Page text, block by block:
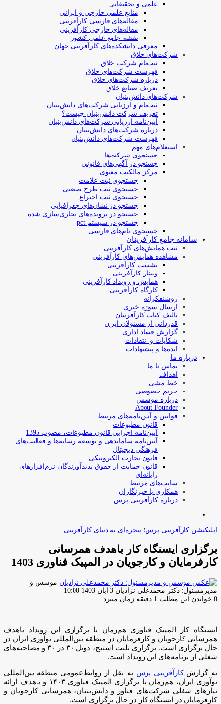
علمی و تحقیقاتی
منابع علمی خارجی و ایرانی
مقاله‌های فارسی کارآفرینی
مقاله‌های خارجی کارآفرینی
نقشه جامع علمی کشور
معرفی دانشکده‌های کارآفرینی جهان
شرکت‌های خلاق
ثبت‌نام شرکت خلاق
فهرست شرکت‌های خلاق
درباره شرکت‌های خلاق
تعریف صنایع خلاق
شرکت‌های دانش‌بنیان
ثبت‌نام و ارزیابی شرکت‌های دانش‌بنیان
تعریف شرکت دانش‌بنیان چیست؟
آیین‌نامه ارزیابی شرکت‌های دانش‌بنیان
درباره شرکت‌های دانش‌بنیان
فهرست شرکت‌های دانش‌بنیان
استعلام‌های مهم
جستجوی شرکت‌ها
جستجو در آگهی‌های قانونی
مرکز مالکیت معنوی
جستجوی ثبت علامت
جستجوی ثبت طرح صنعتی
جستجوی ثبت اختراع
جستجو در نشان‌های جغرافیایی
جستجو در پرونده‌های تجاری‌سازی شده
جستجو در سیستم pct
جستجوی نام‌های فارسی
سامانه جامع کارآفرینان
ثبت همایش‌های کارآفرینی
مشاهده همایش‌های کارآفرینی
نشست کارآفرینی
وبینار کارآفرینی
همایش و رویداد کارآفرینی
کارگاه کارآفرینی
روشنفکرانه
ارسال سوژه‌ خبری
تالیف کتاب کارآفرینان
قدردانی از مسئولان ایران
گزارش فساد اداری
شکایات و انتقادات
ایده‌ها و پیشنهادات
درباره ما
تماس با ما
اهداف
خط مشی
حریم خصوصی
درباره موسس
About Founder
قوانین و آیین‌نامه‌های مرتبط
‌قانون مطبوعات
آیین‌نامه اجرایی قانون مطبوعات، مصوب 1395
آیین‌نامه سامان­دهی و توسعه رسانه­‌ها و فعالیت‌­های
فرهنگی دیجیتال
قانون تجارت الکترونیکی
قانون حمایت از حقوق پدیدآورندگان نرم‌افزارهای
رایانه‌ای
سایت‌های مرتبط
همکاری با خبرنگاران
درباره کارآفرینی پرس
اپلیکیشن کارآفرینی پرس؛ پنجره‌ای به دنیای کارآفرینی
برگزاری ایستگاه کار باهدف همرسانی
کارفرمایان و کارجویان در المپیک فناوری 1403
موسس و
مدیرمسئول: دکتر محمدعلی نژادیان ارسال
ایمیل
3 آبان 1403 10:00
0 خواندن این مطلب 1 دقیقه زمان میبرد
ایستگاه کار المپیک فناوری هم‌زمان با برگزاری این رویداد باهدف
همرسانی کارجویان و کارفرمایان در منطقه بین‌المللی نوآوری ایران در
حال برگزاری است. برگزاری تلنت استیج، دوئل ۳۰ در ۳۰ و مصاحبه‌های
شغلی از برنامه‌های این رویداد است.
به گزارشکارآفرینی پرس به نقل از روابط‌عمومی منطقه بین‌المللی
نوآوری ایران، هم‌زمان با برگزاری المپیک فناوری ۱۴۰۳ و باهدف ارائه
نیازهای شغلی شرکت‌های فناور و دانش‌بنیان، همرسانی کارجویان و
کارفرمایان در ایستگاه کار در حال برگزاری است.